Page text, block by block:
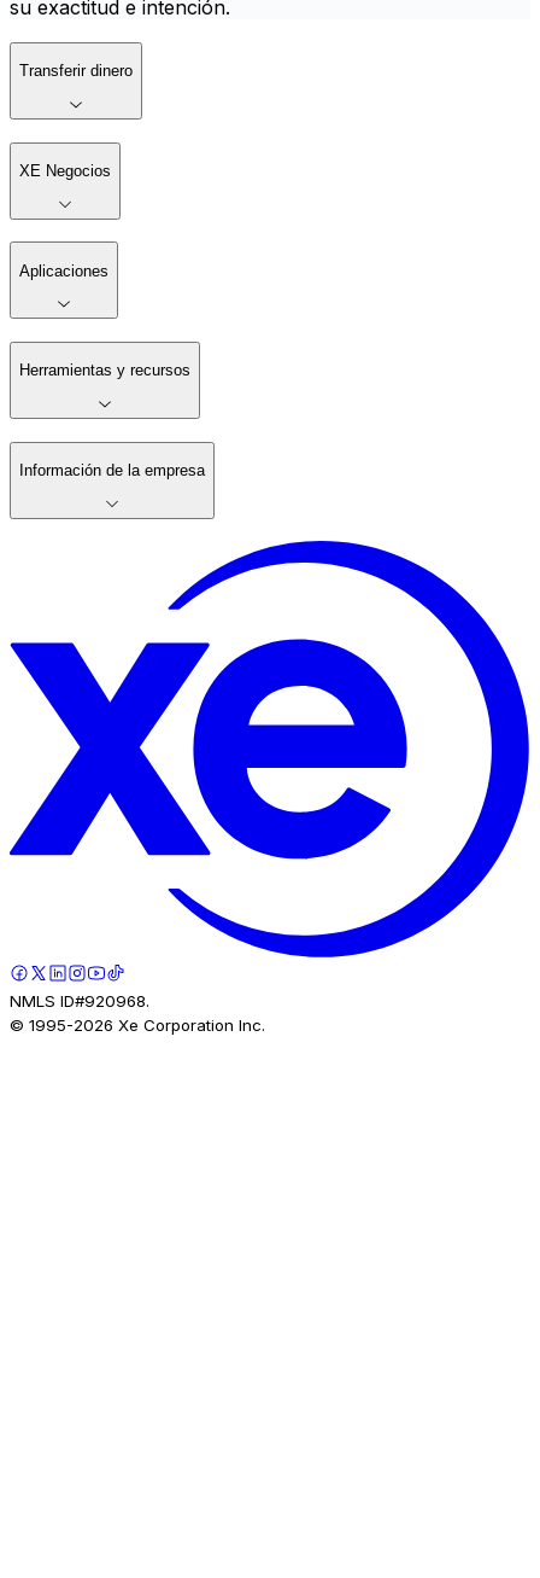
su exactitud e intención.
Transferir dinero
XE Negocios
Aplicaciones
Herramientas y recursos
Información de la empresa
NMLS ID#920968.
© 1995-2026 Xe Corporation Inc.